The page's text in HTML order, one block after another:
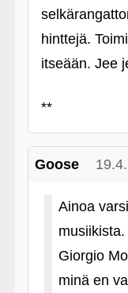
hinttejä.
itseään. Jee
**
Goose
Ainoa
Giorgio
minä en